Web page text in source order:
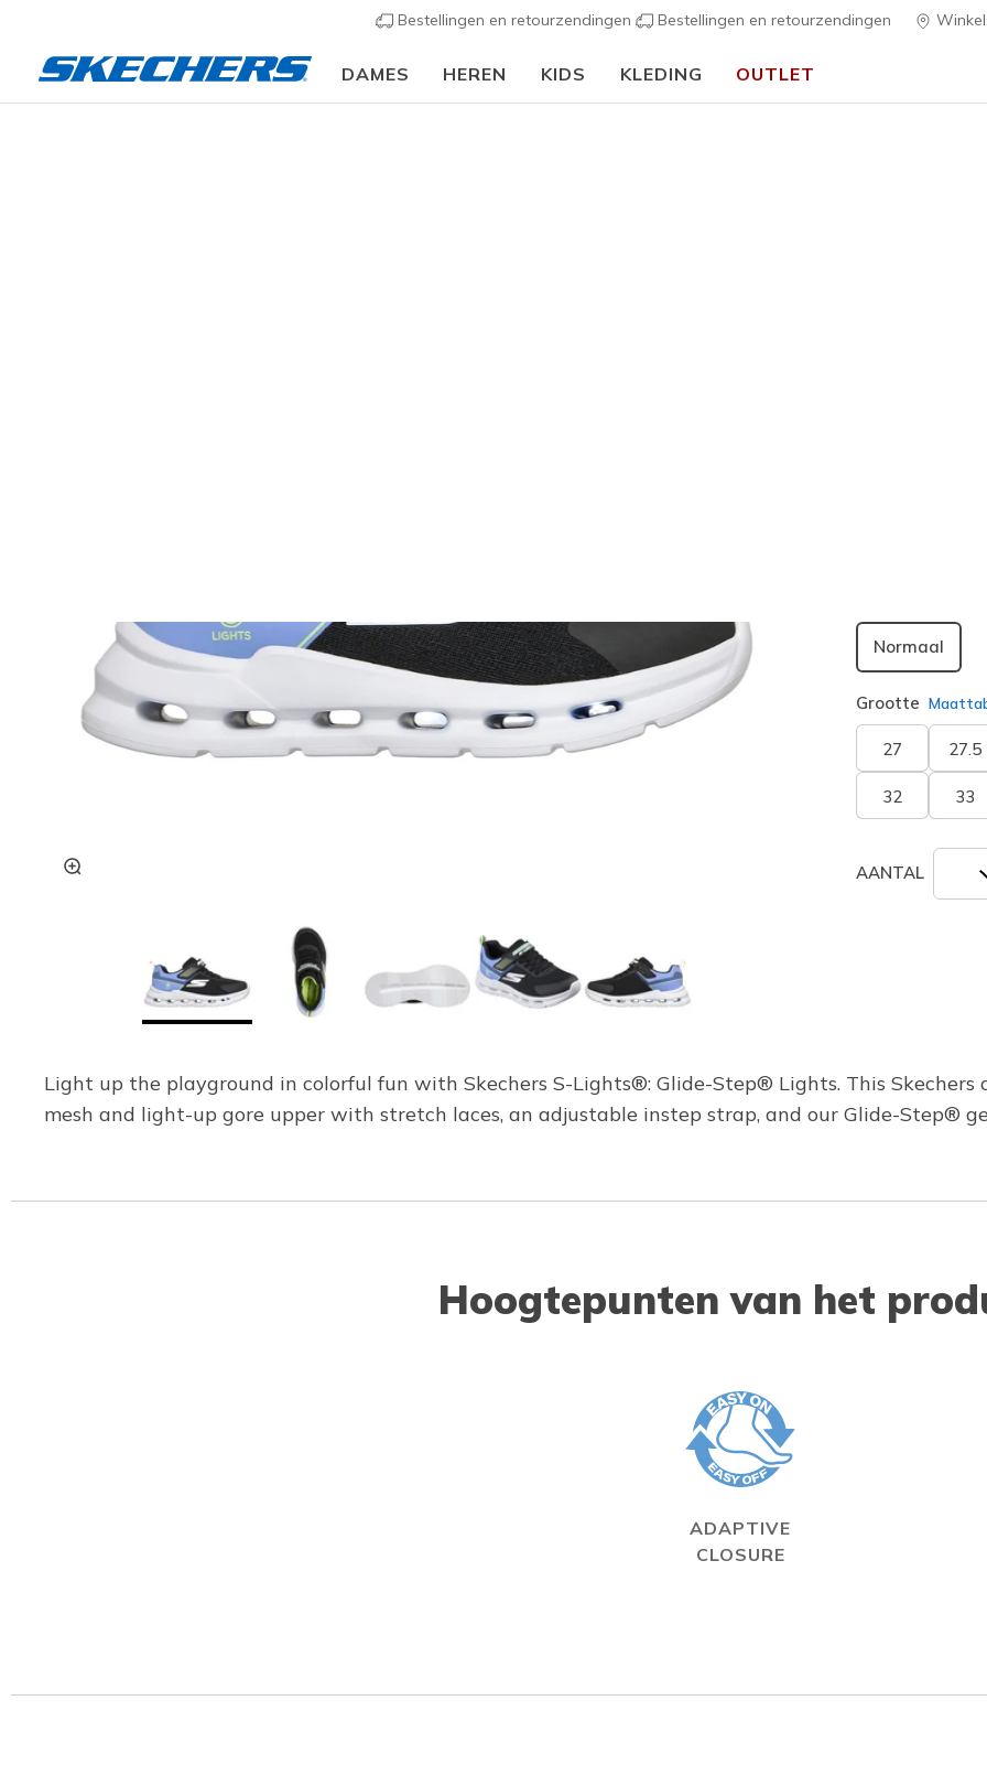
Bestellingen en retourzendingen Bestellingen en retourzendingen
DAMES HEREN KIDS KLEDING OUTLET
Normaal
Grootte
27 27.5
32 33
AANTAL
Light up the playground in colorful fun with Skechers S-Lights®: Glide-Step® Lights. This
mesh and light-up gore upper with stretch laces, an adjustable instep strap, and our Glide-Step®
Hoogtepunten van het
ADAPTIVE
CLOSURE